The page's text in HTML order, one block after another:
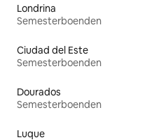
Londrina
Semesterboenden
Ciudad del Este
Semesterboenden
Dourados
Semesterboenden
Luque